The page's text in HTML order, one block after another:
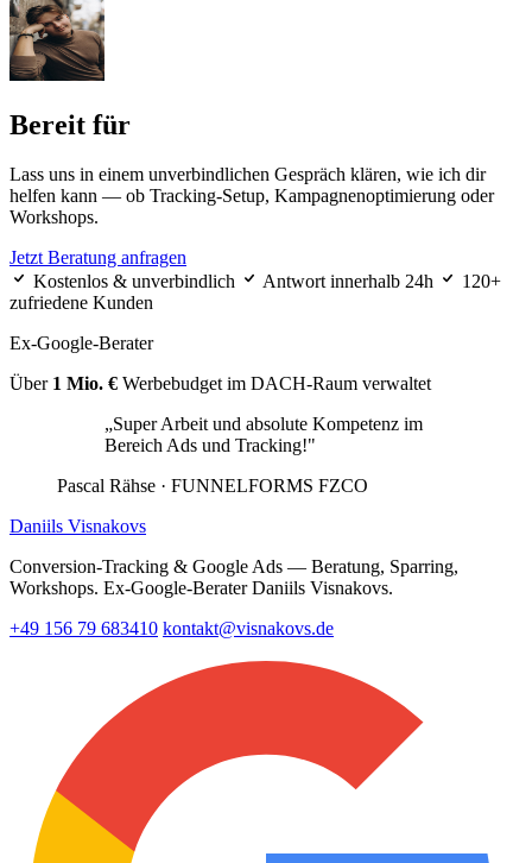
Bereit für
Lass uns in einem unverbindlichen Gespräch klären, wie ich dir
helfen kann — ob Tracking-Setup, Kampagnenoptimierung oder
Workshops.
Jetzt Beratung anfragen
Kostenlos & unverbindlich
Antwort innerhalb 24h
120+
zufriedene Kunden
Ex-Google-Berater
Über 1 Mio. € Werbebudget im DACH-Raum verwaltet
„Super Arbeit und absolute Kompetenz im
Bereich Ads und Tracking!"
Pascal Rähse · FUNNELFORMS FZCO
Daniils Visnakovs
Conversion-Tracking & Google Ads — Beratung, Sparring,
Workshops. Ex-Google-Berater Daniils Visnakovs.
+49 156 79 683410 kontakt@visnakovs.de